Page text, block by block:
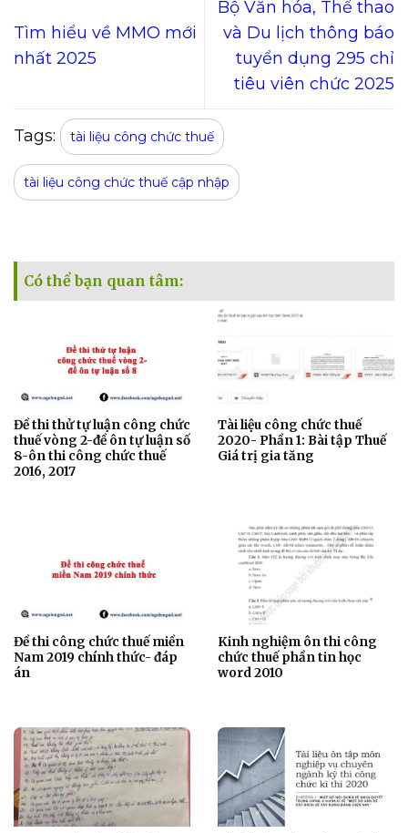
Tìm hiểu về MMO mới
nhất 2025
Bộ Văn hóa, Thể thao
và Du lịch thông báo
tuyển dụng 295 chỉ
tiêu viên chức 2025
Tags: tài liệu công chức thuế
tài liệu công chức thuế cập nhập
Có thể bạn quan tâm:
Đề thi thử tự luận công chức
thuế vòng 2-đề ôn tự luận số
8-ôn thi công chức thuế
2016, 2017
Tài liệu công chức thuế
2020- Phần 1: Bài tập Thuế
Giá trị gia tăng
Đề thi công chức thuế miền
Nam 2019 chính thức- đáp
án
Kinh nghiệm ôn thi công
chức thuế phần tin học
word 2010